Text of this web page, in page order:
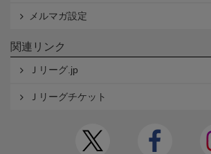
メルマガ設定
関連リンク
Ｊリーグ.jp
Ｊリーグチケット